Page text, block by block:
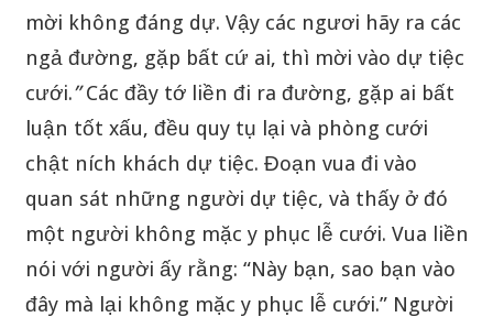
mời không đáng dự. Vậy các ngươi hãy ra các
ngả đường, gặp bất cứ ai, thì mời vào dự tiệc
cưới.”Các đầy tớ liền đi ra đường, gặp ai bất
luận tốt xấu, đều quy tụ lại và phòng cưới
chật ních khách dự tiệc. Đoạn vua đi vào
quan sát những người dự tiệc, và thấy ở đó
một người không mặc y phục lễ cưới. Vua liền
nói với người ấy rằng: “Này bạn, sao bạn vào
đây mà lại không mặc y phục lễ cưới.” Người